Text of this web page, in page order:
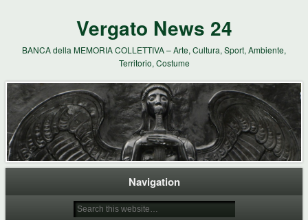
Vergato News 24
BANCA della MEMORIA COLLETTIVA – Arte, Cultura, Sport, Ambiente,
Territorio, Costume
Navigation